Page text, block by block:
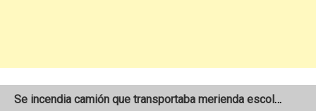
Se incendia camión que transportaba merienda escolar al sur de Estelí